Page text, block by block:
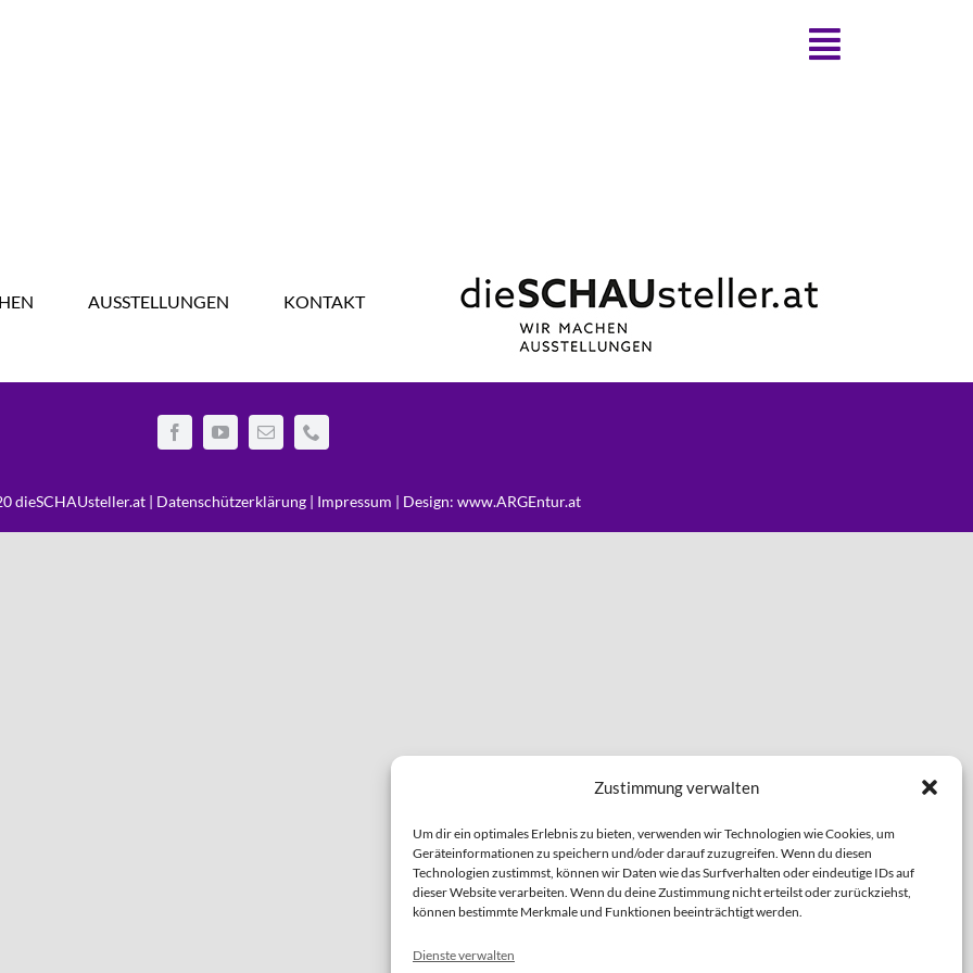
Zustimmung verwalten
Um dir ein optimales Erlebnis zu bieten, verwenden wir Technologien wie Cookies, um
Geräteinformationen zu speichern und/oder darauf zuzugreifen. Wenn du diesen
Technologien zustimmst, können wir Daten wie das Surfverhalten oder eindeutige IDs auf
dieser Website verarbeiten. Wenn du deine Zustimmung nicht erteilst oder zurückziehst,
können bestimmte Merkmale und Funktionen beeinträchtigt werden.
Dienste verwalten
AUSSTELLUNGEN KONTAKT
dieSCHAUsteller.at | Datenschützerklärung | Impressum | Design: www.ARGEntur.at